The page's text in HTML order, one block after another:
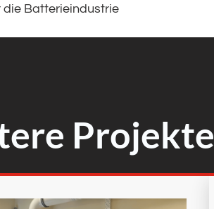
die Batterieindustrie
Projekte